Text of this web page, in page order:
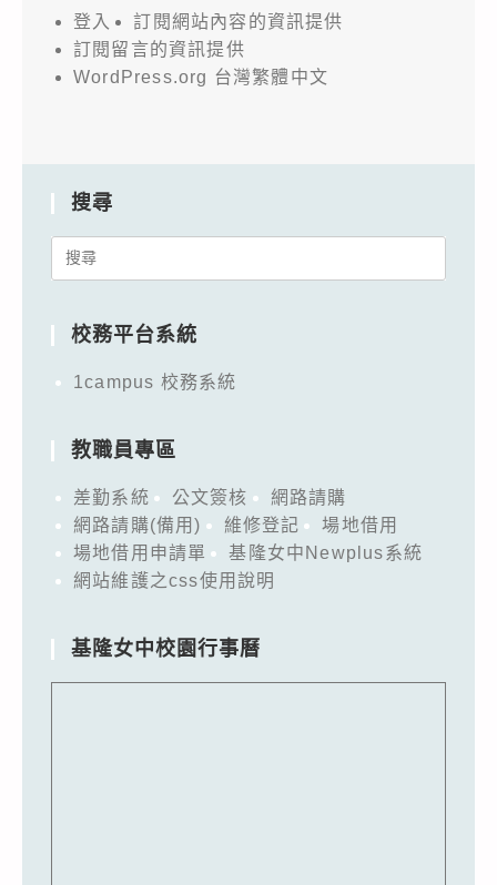
登入
訂閱網站內容的資訊提供
訂閱留言的資訊提供
WordPress.org 台灣繁體中文
搜尋
Search
校務平台系統
1campus 校務系統
教職員專區
差勤系統 公文簽核
網路請購
網路請購(備用)
維修登記
場地借用
場地借用申請單
基隆女中Newplus系統
網站維護之css使用說明
基隆女中校園行事曆